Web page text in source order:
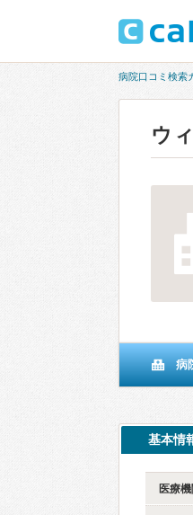
病院口コミ検索
ウ
病
基本情
医療